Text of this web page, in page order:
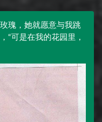
瑰，她就愿意与我跳
“可是在我的花园里，